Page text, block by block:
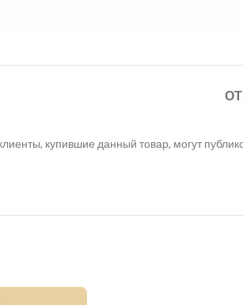
купившие данный товар, могут